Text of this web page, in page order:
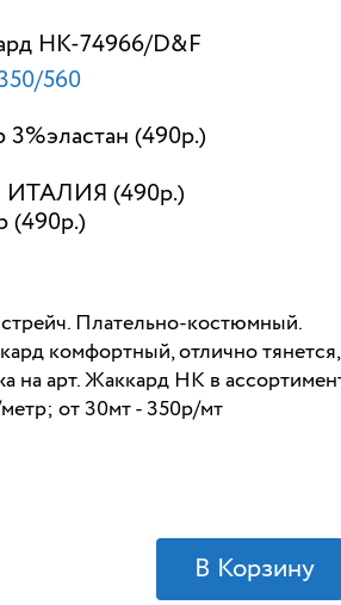
НК-74966/D&F
560
(490р.)
ИТАЛИЯ (490р.)
(490р.)
Плательно-костюмный.
комфортный, отлично
на арт. Жаккард НК в
от 30мт - 350р/мт